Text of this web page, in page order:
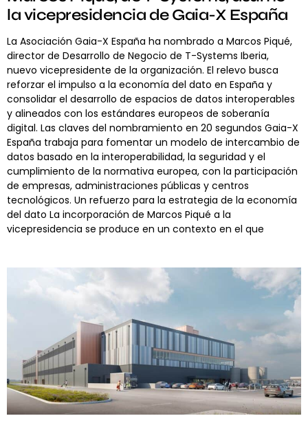
la vicepresidencia de Gaia-X España
La Asociación Gaia-X España ha nombrado a Marcos Piqué,
director de Desarrollo de Negocio de T-Systems Iberia,
nuevo vicepresidente de la organización. El relevo busca
reforzar el impulso a la economía del dato en España y
consolidar el desarrollo de espacios de datos interoperables
y alineados con los estándares europeos de soberanía
digital. Las claves del nombramiento en 20 segundos Gaia-X
España trabaja para fomentar un modelo de intercambio de
datos basado en la interoperabilidad, la seguridad y el
cumplimiento de la normativa europea, con la participación
de empresas, administraciones públicas y centros
tecnológicos. Un refuerzo para la estrategia de la economía
del dato La incorporación de Marcos Piqué a la
vicepresidencia se produce en un contexto en el que